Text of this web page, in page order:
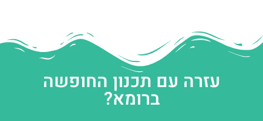
עזרה עם תכנון החופשה
ברומא?